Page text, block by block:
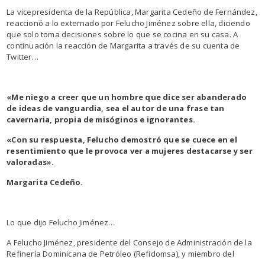
La vicepresidenta de la República, Margarita Cedeño de Fernández,
reaccionó a lo externado por Felucho Jiménez sobre ella, diciendo
que solo toma decisiones sobre lo que se cocina en su casa. A
continuación la reacción de Margarita a través de su cuenta de
Twitter…
«Me niego a creer que un hombre que dice ser abanderado
de ideas de vanguardia, sea el autor de una frase tan
cavernaria, propia de misóginos e ignorantes.
«Con su respuesta, Felucho demostró que se cuece en el
resentimiento que le provoca ver a mujeres destacarse y ser
valoradas».
Margarita Cedeño.
Lo que dijo Felucho Jiménez…
A Felucho Jiménez, presidente del Consejo de Administración de la
Refinería Dominicana de Petróleo (Refidomsa), y miembro del